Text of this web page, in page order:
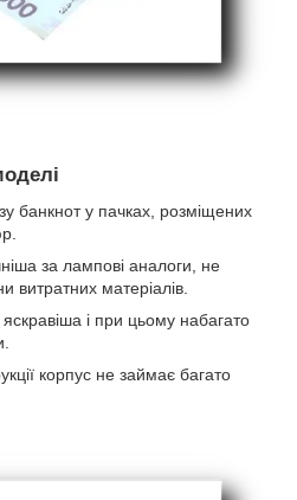
банкнот у пачках, розміщених
за лампові аналоги, не
витратних матеріалів.
яскравіша і при цьому набагато
корпус не займає багато